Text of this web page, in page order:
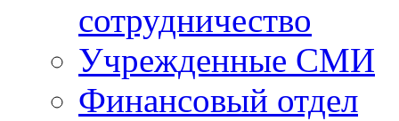
сотрудничество
Учрежденные СМИ
Финансовый отдел